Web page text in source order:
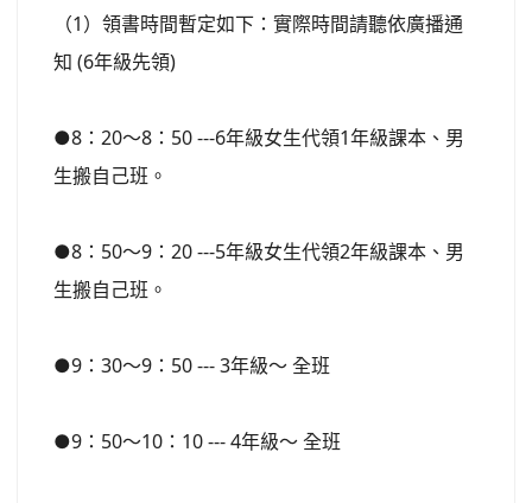
（1）領書時間暫定如下：實際時間請聽依廣播通
知 (6年級先領)
●8：20～8：50 ---6年級女生代領1年級課本、男
生搬自己班。
●8：50～9：20 ---5年級女生代領2年級課本、男
生搬自己班。
●9：30～9：50 --- 3年級～ 全班
●9：50～10：10 --- 4年級～ 全班